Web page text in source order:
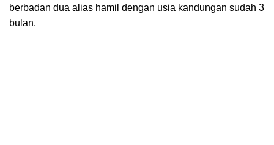
berbadan dua alias hamil dengan usia kandungan sudah 3
bulan.